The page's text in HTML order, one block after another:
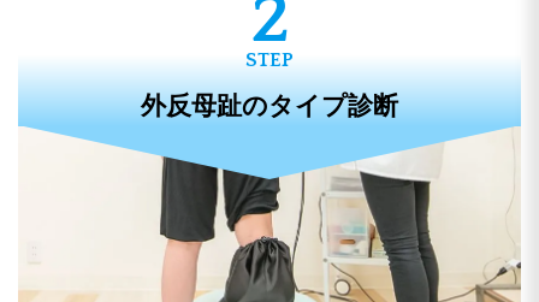
外反母趾のタイプ診断